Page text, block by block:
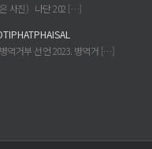
사진) 나단 202 […]
역거부 선언 2023. 병역거 […]